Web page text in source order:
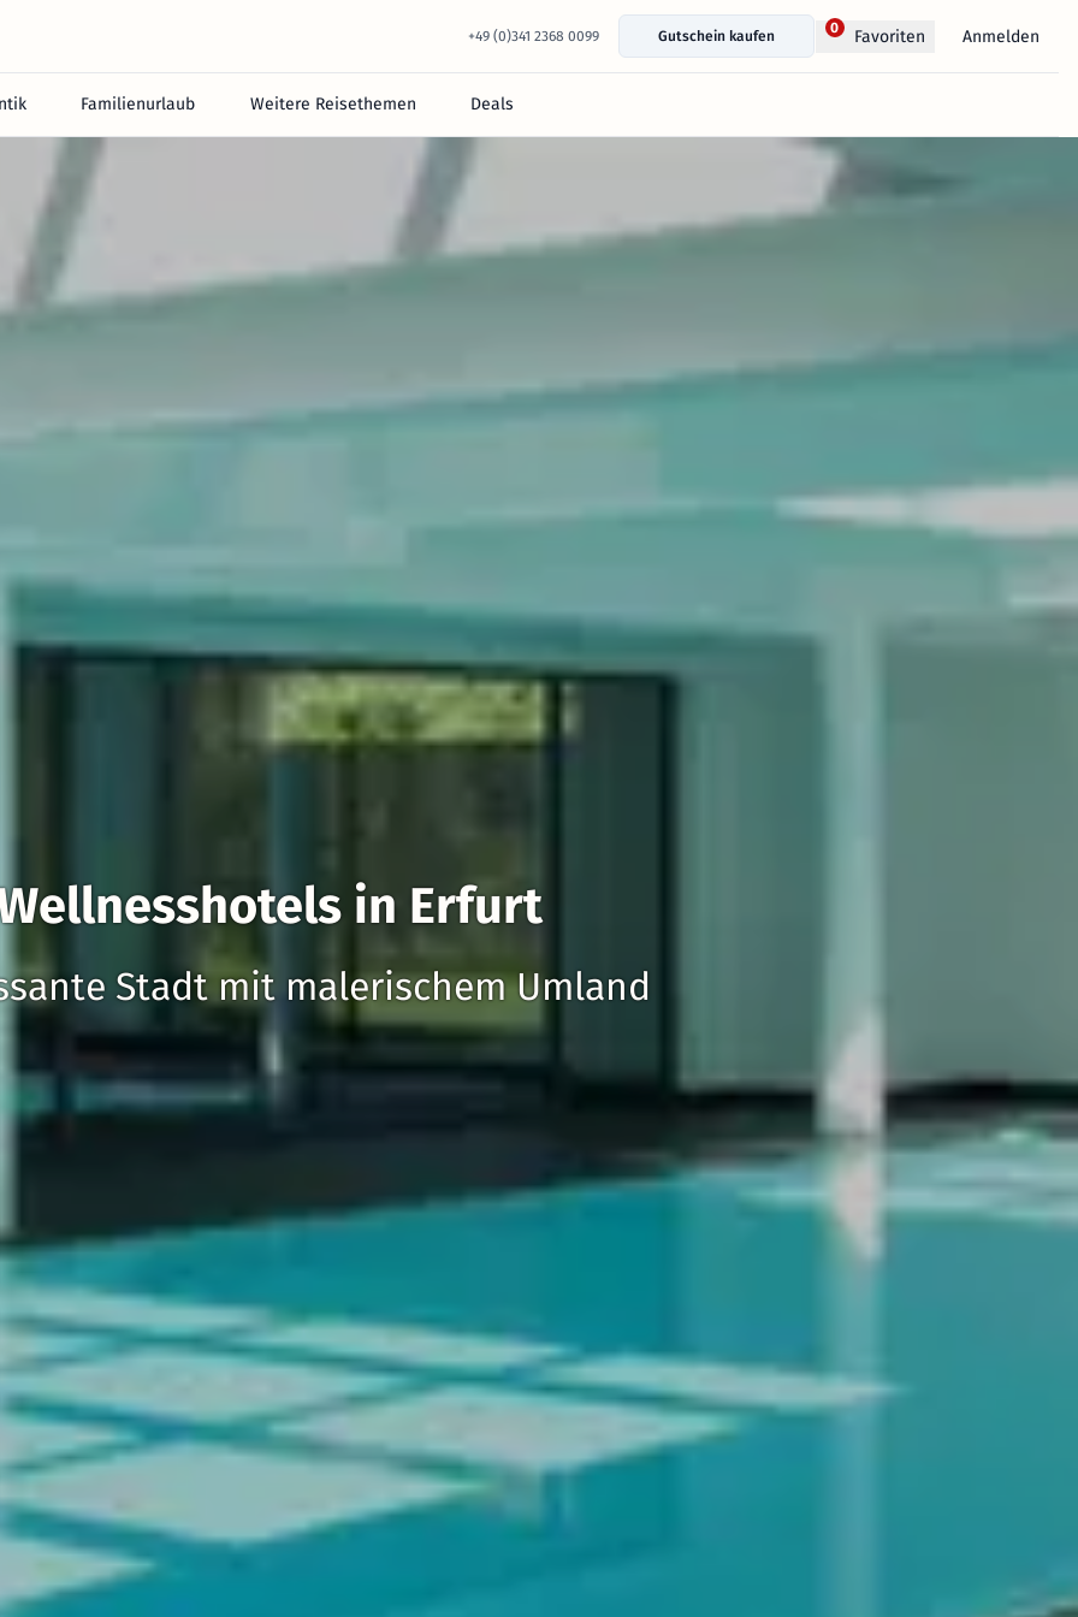
+49 (0)341 2368 0099 Gutschein kaufen
0 Favoriten Anmelden
Familienurlaub Weitere Reisethemen Deals
in Erfurt
Stadt mit malerischem Umland